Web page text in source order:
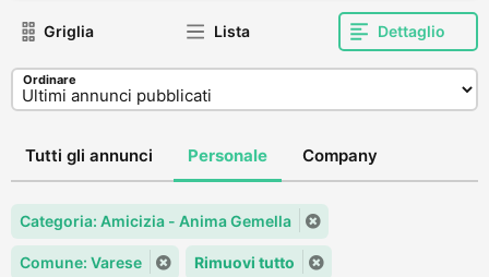
Griglia Lista Dettaglio
Ordinare
Tutti gli annunci Personale Company
Categoria: Amicizia - Anima Gemella
Comune: Varese Rimuovi tutto